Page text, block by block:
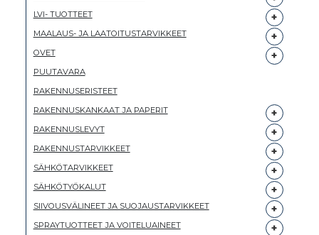
LVI- TUOTTEET
MAALAUS- JA LAATOITUSTARVIKKEET
OVET
PUUTAVARA
RAKENNUSERISTEET
RAKENNUSKANKAAT JA PAPERIT
RAKENNUSLEVYT
RAKENNUSTARVIKKEET
SÄHKÖTARVIKKEET
SÄHKÖTYÖKALUT
SIIVOUSVÄLINEET JA SUOJAUSTARVIKKEET
SPRAYTUOTTEET JA VOITELUAINEET